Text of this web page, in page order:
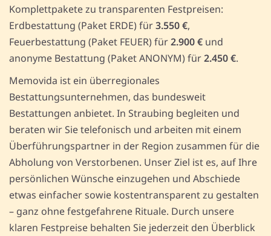
Komplettpakete zu transparenten Festpreisen:
Erdbestattung (Paket ERDE) für3.550 €,
Feuerbestattung (Paket FEUER) für2.900 € und
anonyme Bestattung (Paket ANONYM) für2.450 €.
Memovida ist ein überregionales
Bestattungsunternehmen, das bundesweit
Bestattungen anbietet. In Straubing begleiten und
beraten wir Sie telefonisch und arbeiten mit einem
Überführungspartner in der Region zusammen für die
Abholung von Verstorbenen. Unser Ziel ist es, auf Ihre
persönlichen Wünsche einzugehen und Abschiede
etwas einfacher sowie kostentransparent zu gestalten
– ganz ohne festgefahrene Rituale. Durch unsere
klaren Festpreise behalten Sie jederzeit den Überblick